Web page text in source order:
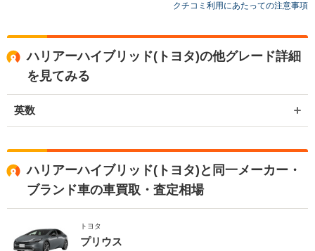
クチコミ利用にあたっての注意事項
ハリアーハイブリッド(トヨタ)の他グレード詳細
を見てみる
英数
ハリアーハイブリッド(トヨタ)と同一メーカー・
ブランド車の車買取・査定相場
トヨタ
プリウス